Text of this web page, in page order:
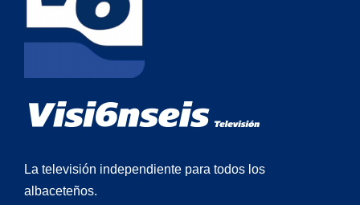
La televisión independiente para todos los
albaceteños.